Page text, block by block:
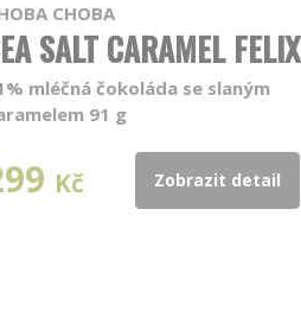
CHOBA
SALT CARAMEL FELIX
mléčná čokoláda se slaným
91 g
Kč Zobrazit detail